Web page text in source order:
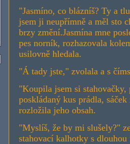
"Jasmíno, co blázníš? Ty a
jsem ji neupřímně a měl sto
brzy změní.Jasmína mne
pes norník, rozhazovala
usilovně hledala.
"Á tady jste," zvolala a s
"Koupila jsem si
poskládaný kus prádla,
rozložila jeho obsah.
"Myslíš, že by mi slušely?"
stahovací kalhotky s dlouhou